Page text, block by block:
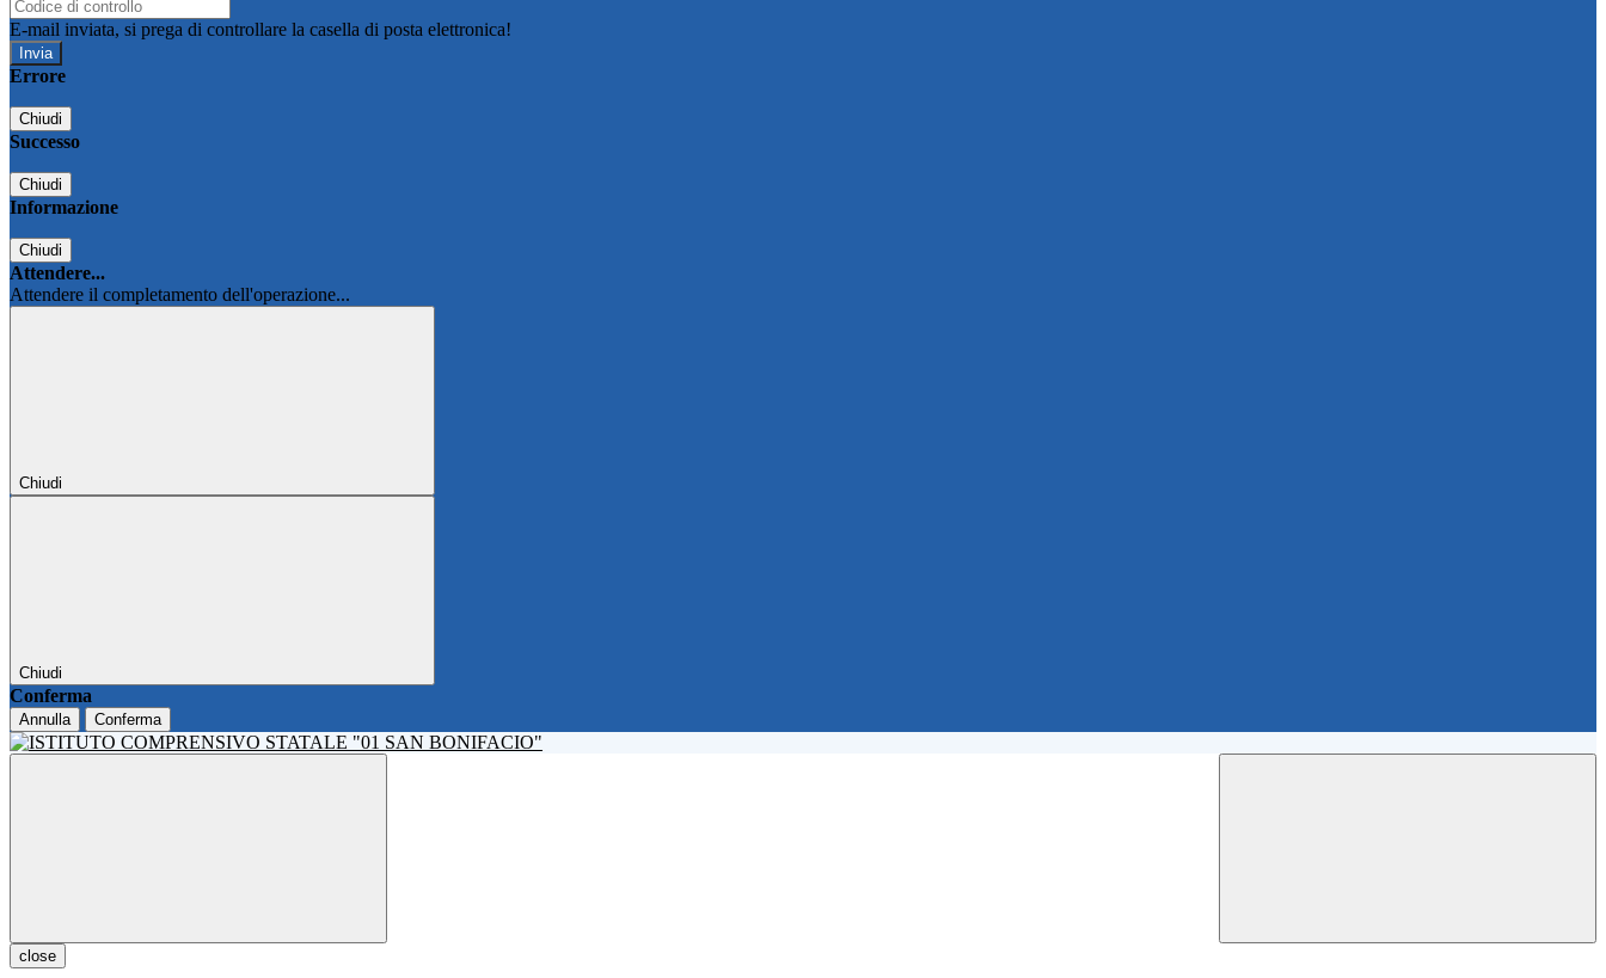
E-mail inviata, si prega di controllare la casella di posta elettronica!
Errore
Chiudi
Successo
Chiudi
Informazione
Chiudi
Attendere...
Attendere il completamento dell'operazione...
Chiudi
Chiudi
Conferma
Annulla Conferma
close